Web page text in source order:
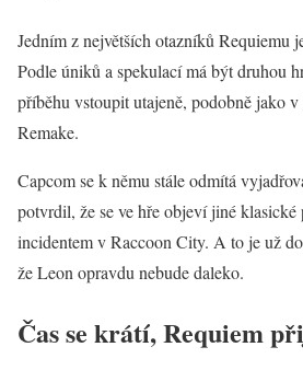
Jedním z největších otazníků Requiemu
Podle úniků a spekulací má být druhou
příběhu vstoupit utajeně, podobně jako v
Remake.
Capcom se k němu stále odmítá
potvrdil, že se ve hře objeví jiné klasické
incidentem v Raccoon City. A to je už
že Leon opravdu nebude daleko.
Čas se krátí, Requiem